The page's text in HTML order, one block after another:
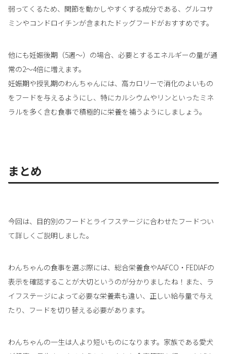
弱ってくるため、関節を動かしやすくする成分である、グルコサ
ミンやコンドロイチンが含まれたドッグフードがおすすめです。
他にも妊娠後期（5週～）の場合、必要とするエネルギーの量が通
常の2～4倍に増えます。
妊娠期や授乳期のわんちゃんには、高カロリーで消化のよいもの
をフードを与えるようにし、特にカルシウムやリンといったミネ
ラルを多く含む食事で積極的に栄養を補うようにしましょう。
まとめ
今回は、目的別のフードとライフステージに合わせたフードつい
て詳しくご説明しました。
わんちゃんの食事を選ぶ際には、総合栄養食やAAFCO・FEDIAFの
表示を確認することが大切というのが分かりましたね！また、ラ
イフステージによって必要な栄養素も違い、正しい給与量で与え
たり、フードを切り替える必要があります。
わんちゃんの一生は人より短いものになります。家族である愛犬